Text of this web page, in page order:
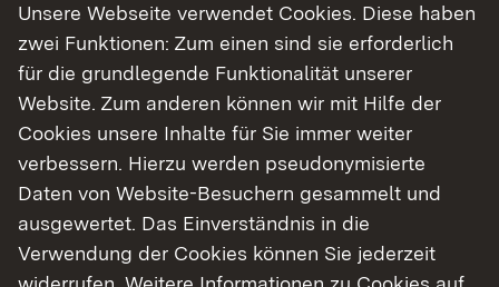
konnte sich das Komitee einen Überblick über
mehrere Highlights der neu zum
Biosphärengebiet hinzugekommenen Flächen
verschaffen sowie mit insgesamt 31 Akteurinnen
und Akteuren an den verschiedenen
Exkursionsstopps ins Gespräch kommen. Diese
führte das Komitee von der Altstadt Reutlingens
über das Schloss Lichtenstein, einer Waldweide
in Hohenstein, dem Schmiechener See bis hin
Unsere Webseite verwendet Cookies. Diese haben
zwei Funktionen: Zum einen sind sie erforderlich
für die grundlegende Funktionalität unserer
Website. Zum anderen können wir mit Hilfe der
Cookies unsere Inhalte für Sie immer weiter
verbessern. Hierzu werden pseudonymisierte
Daten von Website-Besuchern gesammelt und
ausgewertet. Das Einverständnis in die
Verwendung der Cookies können Sie jederzeit